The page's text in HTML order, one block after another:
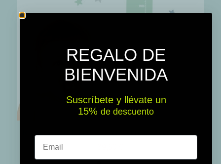
REGALO DE
BIENVENIDA
Suscríbete y llévate un
15% ​​ de descuento
Email